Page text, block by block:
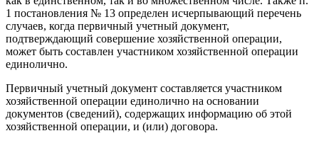
1 постановления № 13 определен исчерпывающий перечень
случаев, когда первичный учетный документ,
подтверждающий совершение хозяйственной операции,
может быть составлен участником хозяйственной операции
единолично.
Первичный учетный документ составляется участником
хозяйственной операции единолично на основании
документов (сведений), содержащих информацию об этой
хозяйственной операции, и (или) договора.